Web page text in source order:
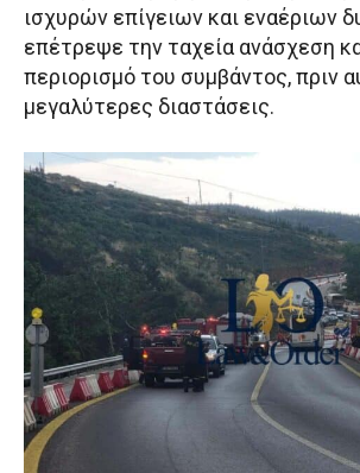
ισχυρών επίγειων και εναέριων
επέτρεψε την ταχεία ανάσχεση
περιορισμό του συμβάντος, πριν
μεγαλύτερες διαστάσεις.